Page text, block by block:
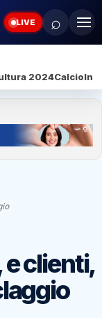
LIVE ⌕
2024Calcio
clienti,